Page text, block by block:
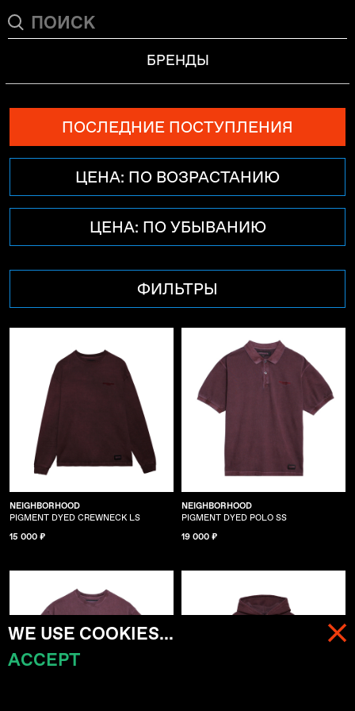
МЕНЮ
БРЕНДЫ
ПОСЛЕДНИЕ ПОСТУПЛЕНИЯ
ЦЕНА: ПО ВОЗРАСТАНИЮ
ЦЕНА: ПО УБЫВАНИЮ
ФИЛЬТРЫ
NEIGHBORHOOD
PIGMENT DYED CREWNECK LS
15 000 ₽
NEIGHBORHOOD
PIGMENT DYED POLO SS
19 000 ₽
WE USE COOKIES...
ACCEPT